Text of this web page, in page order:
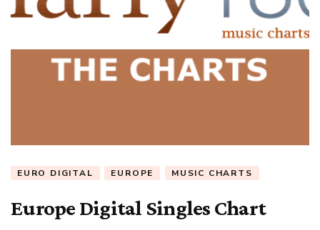
EURO DIGITAL EUROPE MUSIC CHARTS
Europe Digital Singles Chart